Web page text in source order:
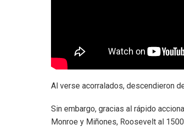
Al verse acorralados, descendieron
Sin embargo, gracias al rápido
Monroe y Miñones, Roosevelt al